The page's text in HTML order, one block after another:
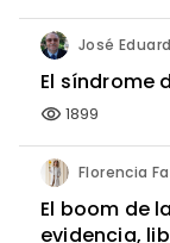
El síndrome
visibility 1899
El boom de
evidencia,